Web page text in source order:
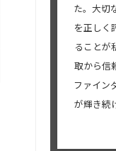
た。大切
を正しく
ることが
取から信
ファイン
が輝き続